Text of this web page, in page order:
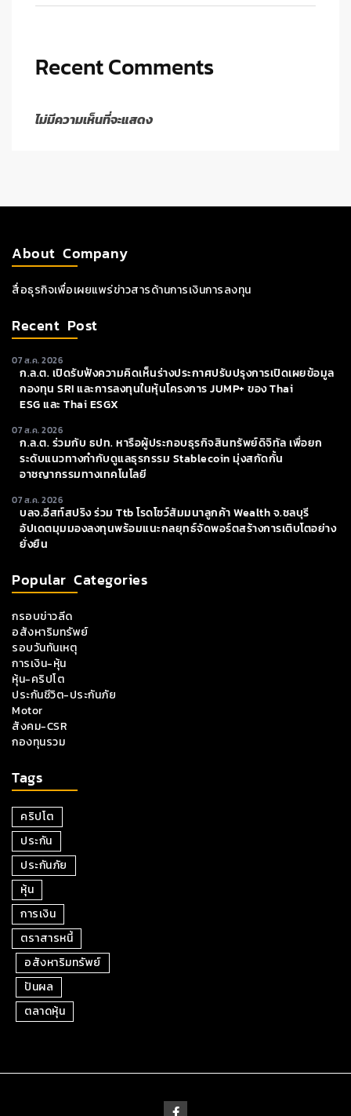
Recent Comments
ไม่มีความเห็นที่จะแสดง
About Company
สื่อธุรกิจเพื่อเผยแพร่ข่าวสารด้านการเงินการลงทุน
Recent Post
07 ส.ค. 2026
ก.ล.ต. เปิดรับฟังความคิดเห็นร่างประกาศปรับปรุงการเปิดเผยข้อมูล
กองทุน SRI และการลงทุนในหุ้นโครงการ JUMP+ ของ Thai
ESG และ Thai ESGX
07 ส.ค. 2026
ก.ล.ต. ร่วมกับ ธปท. หารือผู้ประกอบธุรกิจสินทรัพย์ดิจิทัล เพื่อยก
ระดับแนวทางกำกับดูแลธุรกรรม Stablecoin มุ่งสกัดกั้น
อาชญากรรมทางเทคโนโลยี
07 ส.ค. 2026
บลจ.อีสท์สปริง ร่วม Ttb โรดโชว์สัมมนาลูกค้า Wealth จ.ชลบุรี
อัปเดตมุมมองลงทุนพร้อมแนะกลยุทธ์จัดพอร์ตสร้างการเติบโตอย่าง
ยั่งยืน
Popular Categories
กรอบข่าวลีด
อสังหาริมทรัพย์
รอบวันทันเหตุ
การเงิน-หุ้น
หุ้น-คริปโต
ประกันชีวิต-ประกันภัย
Motor
สังคม-CSR
กองทุนรวม
Tags
คริปโต
ประกัน
ประกันภัย
หุ้น
การเงิน
ตราสารหนี้
อสังหาริมทรัพย์
ปันผล
ตลาดหุ้น